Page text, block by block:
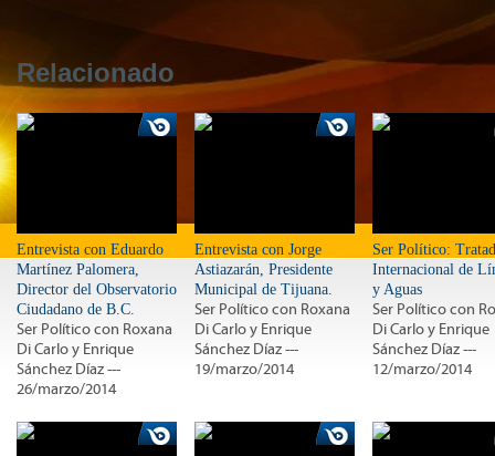
Relacionado
Entrevista con Eduardo
Martínez Palomera,
Director del Observatorio
Ciudadano de B.C.
Ser Político con Roxana
Di Carlo y Enrique
Sánchez Díaz ---
26/marzo/2014
Entrevista con Jorge
Astiazarán, Presidente
Municipal de Tijuana.
Ser Político con Roxana
Di Carlo y Enrique
Sánchez Díaz ---
19/marzo/2014
Ser Político:
Internacional de
y Aguas
Ser Político con
Di Carlo y Enrique
Sánchez Díaz ---
12/marzo/2014